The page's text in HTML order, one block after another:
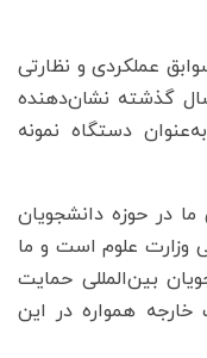
عملکردی و نظارتی
گذشته نشان‌دهنده
دستگاه نمونه
در حوزه دانشجویان
وزارت علوم است و ما
بین‌المللی حمایت
خارجه همواره در این